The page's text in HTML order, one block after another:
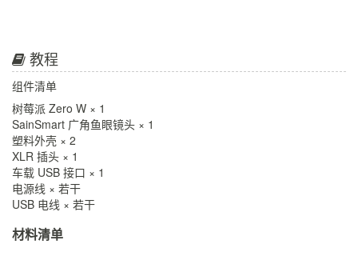
教程
组件清单
树莓派 Zero W × 1
SainSmart 广角鱼眼镜头 × 1
塑料外壳 × 2
XLR 插头 × 1
车载 USB 接口 × 1
电源线 × 若干
USB 电线 × 若干
材料清单